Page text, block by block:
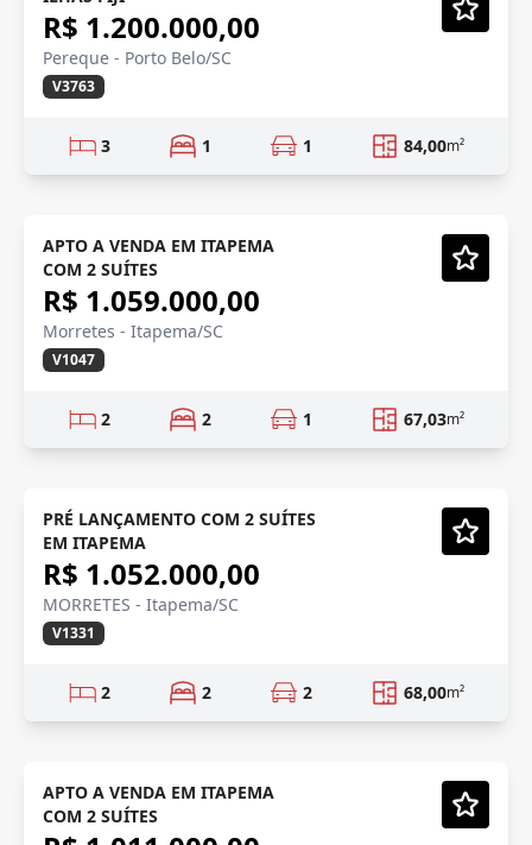
Vídeo
R$ 1.200.000,00
Pereque - Porto Belo/SC
V3763
3 1 1 84,00m²
LANÇAMENTO
Vídeo
Em Construção
APTO A VENDA EM ITAPEMA
COM 2 SUÍTES
R$ 1.059.000,00
Morretes - Itapema/SC
V1047
2 2 1 67,03m²
INVESTIMENTO
Vídeo
Em Construção
PRÉ LANÇAMENTO COM 2 SUÍTES
EM ITAPEMA
R$ 1.052.000,00
MORRETES - Itapema/SC
V1331
2 2 2 68,00m²
LANÇAMENTO
Vídeo
Em Construção
APTO A VENDA EM ITAPEMA
COM 2 SUÍTES